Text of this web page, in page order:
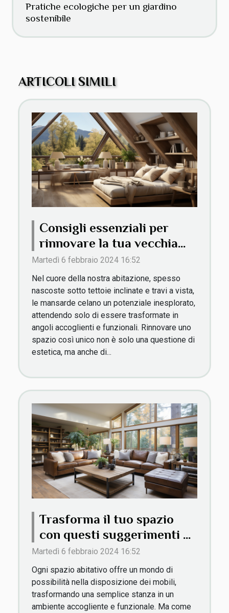
Pratiche ecologiche per un giardino
sostenibile
ARTICOLI SIMILI
Consigli essenziali per
rinnovare la tua vecchia
mansarda
Martedì 6 febbraio 2024 16:52
Nel cuore della nostra abitazione, spesso
nascoste sotto tettoie inclinate e travi a vista,
le mansarde celano un potenziale inesplorato,
attendendo solo di essere trasformate in
angoli accoglienti e funzionali. Rinnovare uno
spazio così unico non è solo una questione di
estetica, ma anche di...
Trasforma il tuo spazio
con questi suggerimenti di
disposizione mobili
Martedì 6 febbraio 2024 16:52
Ogni spazio abitativo offre un mondo di
possibilità nella disposizione dei mobili,
trasformando una semplice stanza in un
ambiente accogliente e funzionale. Ma come